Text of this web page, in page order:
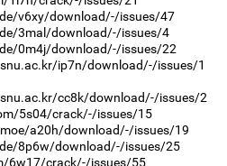
v6xy/download/-/issues/47
3mal/download/-/issues/4
0m4j/download/-/issues/22
ip7n/download/-/issues/1
cc8k/download/-/issues/2
5s04/crack/-/issues/15
a20h/download/-/issues/19
8p6w/download/-/issues/25
6w17/crack/-/issues/55